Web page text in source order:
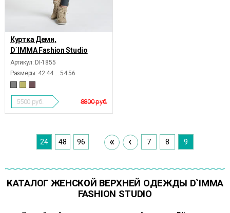
Куртка Деми,
D`IMMA Fashion Studio
Артикул: DI-1855
Размеры: 42 44 ... 54 56
8800 руб.
5500 руб.
24 48 96 « ‹ 7 8 9
КАТАЛОГ ЖЕНСКОЙ ВЕРХНЕЙ ОДЕЖДЫ D`IMMA
FASHION STUDIO